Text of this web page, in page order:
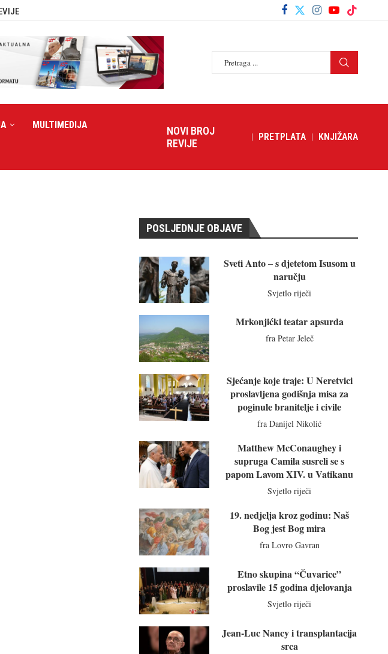
MULTIMEDIJA
NOVI BROJ
REVIJE
PRETPLATA KNJIŽARA
POSLJEDNJE OBJAVE
Sveti Anto – s djetetom Isusom u
naručju
Svjetlo riječi
Mrkonjićki teatar apsurda
fra Petar Jeleč
Sjećanje koje traje: U Neretvici
proslavljena godišnja misa za
poginule branitelje i civile
fra Danijel Nikolić
Matthew McConaughey i
supruga Camila susreli se s
papom Lavom XIV. u Vatikanu
Svjetlo riječi
19. nedjelja kroz godinu: Naš
Bog jest Bog mira
fra Lovro Gavran
Etno skupina “Čuvarice”
proslavile 15 godina djelovanja
Svjetlo riječi
Jean-Luc Nancy i transplantacija
srca